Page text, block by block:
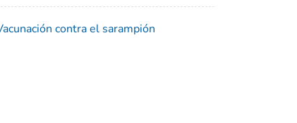
contra el sarampión